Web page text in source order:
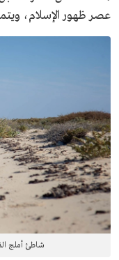
عصر ظهور الإسلام،
شاطئ أملج